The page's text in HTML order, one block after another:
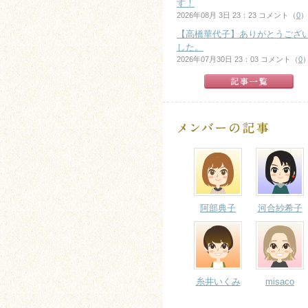
す！
2026年08月 3日 23：23 コメント（0）
【高橋華代子】ありがとうござ
した。
2026年07月30日 23：03 コメント（0
阿部典子 河合紗希子
糸井いくみ misaco